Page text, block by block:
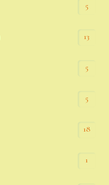
5
13
5
5
18
1